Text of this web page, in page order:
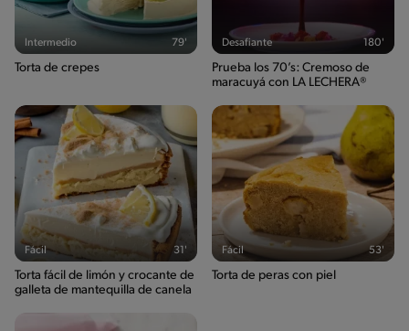
Intermedio 79'
Torta de crepes
Desafiante 180'
Prueba los 70’s: Cremoso de
maracuyá con LA LECHERA®
Fácil 31'
Torta fácil de limón y crocante de
galleta de mantequilla de canela
Fácil 53'
Torta de peras con piel